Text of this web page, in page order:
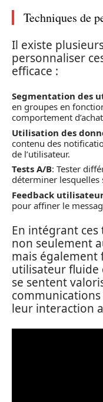
Techniques de
Il existe
personnaliser
efficace :
Segmentation des
en groupes en
comportement
Utilisation des
contenu des
de l’utilisateur.
Tests A/B: Tester
déterminer lesquelles
Feedback
pour affiner le
En intégrant
non seulement
mais également
utilisateur fluide
se sentent
leur interaction